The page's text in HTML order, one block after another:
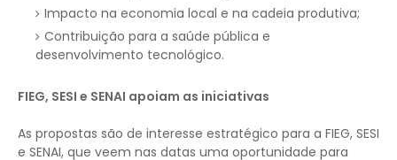
Impacto na economia local e na cadeia produtiva;
Contribuição para a saúde pública e
desenvolvimento tecnológico.
FIEG, SESI e SENAI apoiam as iniciativas
As propostas são de interesse estratégico para a FIEG, SESI
e SENAI, que veem nas datas uma oportunidade para